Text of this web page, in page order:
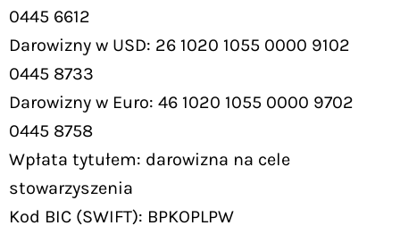
0445 6612
Darowizny w USD: 26 1020 1055 0000 9102
0445 8733
Darowizny w Euro: 46 1020 1055 0000 9702
0445 8758
Wpłata tytułem: darowizna na cele
stowarzyszenia
Kod BIC (SWIFT): BPKOPLPW